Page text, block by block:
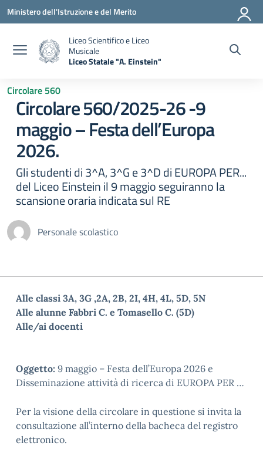
Vai ai contenuti
Vai al menu di navigazione
Vai al footer
Ministero dell'Istruzione e del Merito
Liceo Scientifico e Liceo
Musicale
Liceo Statale "A. Einstein"
Circolare 560
Circolare 560/2025-26 -9
maggio – Festa dell’Europa
2026.
Gli studenti di 3^A, 3^G e 3^D di EUROPA PER...
del Liceo Einstein il 9 maggio seguiranno la
scansione oraria indicata sul RE
Personale scolastico
Alle classi 3A, 3G ,2A, 2B, 2I, 4H, 4L, 5D, 5N
Alle alunne Fabbri C. e Tomasello C. (5D)
Alle/ai docenti
Oggetto: 9 maggio – Festa dell’Europa 2026 e
Disseminazione attività di ricerca di EUROPA PER …
Per la visione della circolare in questione si invita la
consultazione all’interno della bacheca del registro
elettronico.